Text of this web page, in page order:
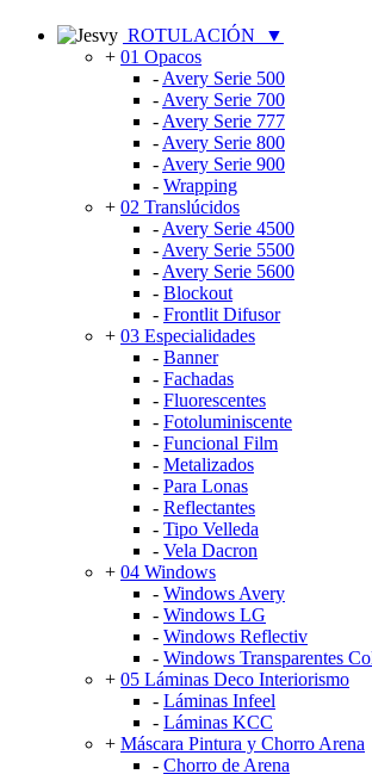
ROTULACIÓN
▼
+ 01 Opacos
- Avery Serie 500
- Avery Serie 700
- Avery Serie 777
- Avery Serie 800
- Avery Serie 900
- Wrapping
+ 02 Translúcidos
- Avery Serie 4500
- Avery Serie 5500
- Avery Serie 5600
- Blockout
- Frontlit Difusor
+ 03 Especialidades
- Banner
- Fachadas
- Fluorescentes
- Fotoluminiscente
- Funcional Film
- Metalizados
- Para Lonas
- Reflectantes
- Tipo Velleda
- Vela Dacron
+ 04 Windows
- Windows Avery
- Windows LG
- Windows Reflectiv
- Windows Transparentes
+ 05 Láminas Deco Interiorismo
- Láminas Infeel
- Láminas KCC
+ Máscara Pintura y Chorro Arena
- Chorro de Arena